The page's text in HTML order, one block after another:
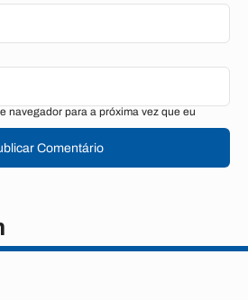
navegador para a próxima vez que eu
Comentário